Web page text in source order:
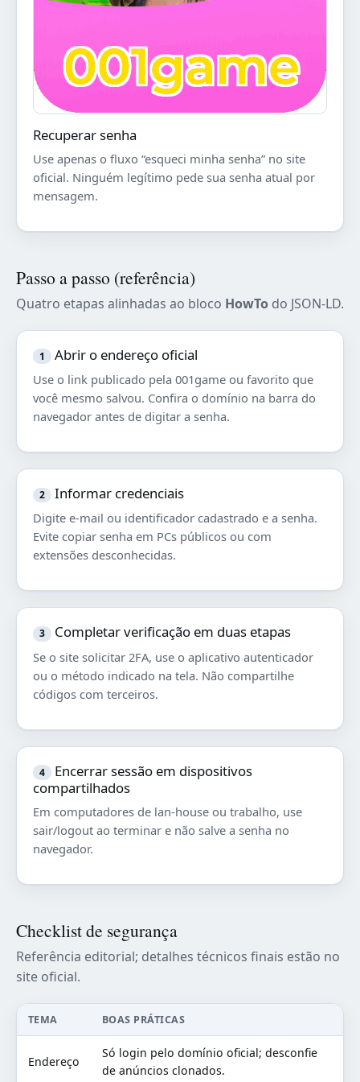
Recuperar senha
Use apenas o fluxo “esqueci minha senha” no site
oficial. Ninguém legítimo pede sua senha atual por
mensagem.
Passo a passo (referência)
Quatro etapas alinhadas ao bloco HowTo do JSON-LD.
1 Abrir o endereço oficial
Use o link publicado pela 001game ou favorito que
você mesmo salvou. Confira o domínio na barra do
navegador antes de digitar a senha.
2 Informar credenciais
Digite e-mail ou identificador cadastrado e a senha.
Evite copiar senha em PCs públicos ou com
extensões desconhecidas.
3 Completar verificação em duas etapas
Se o site solicitar 2FA, use o aplicativo autenticador
ou o método indicado na tela. Não compartilhe
códigos com terceiros.
4
Encerrar sessão em dispositivos
compartilhados
Em computadores de lan-house ou trabalho, use
sair/logout ao terminar e não salve a senha no
navegador.
Checklist de segurança
Referência editorial; detalhes técnicos finais estão no
site oficial.
TEMA BOAS PRÁTICAS
Endereço
Só login pelo domínio oficial; desconfie
de anúncios clonados.